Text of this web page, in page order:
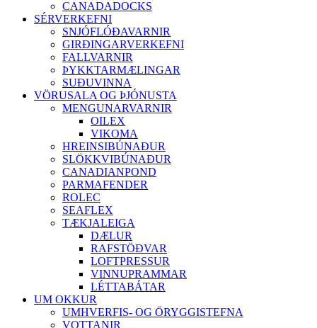
CANADADOCKS
SÉRVERKEFNI
SNJÓFLÓÐAVARNIR
GIRÐINGARVERKEFNI
FALLVARNIR
ÞYKKTARMÆLINGAR
SUÐUVINNA
VÖRUSALA OG ÞJÓNUSTA
MENGUNARVARNIR
OILEX
VIKOMA
HREINSIBÚNAÐUR
SLÖKKVIBÚNAÐUR
CANADIANPOND
PARMAFENDER
ROLEC
SEAFLEX
TÆKJALEIGA
DÆLUR
RAFSTÖÐVAR
LOFTPRESSUR
VINNUPRAMMAR
LÉTTABÁTAR
UM OKKUR
UMHVERFIS- OG ÖRYGGISTEFNA
VOTTANIR